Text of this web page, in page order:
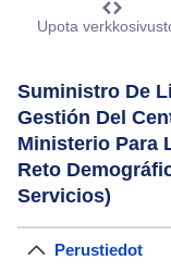
Upota
Suministro De
Gestión Del
Ministerio Para
Reto
Servicios)
Perustiedot